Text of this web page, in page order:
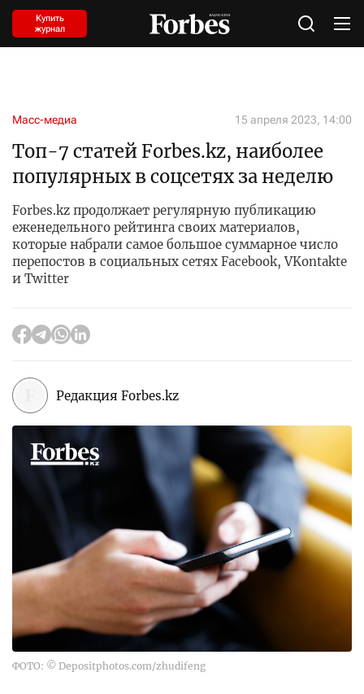
Купить
журнал
Масс-медиа 15 апреля 2023, 14:00
Топ-7 статей Forbes.kz, наиболее
популярных в соцсетях за неделю
Forbes.kz продолжает регулярную публикацию
еженедельного рейтинга своих материалов,
которые набрали самое большое суммарное число
перепостов в социальных сетях Facebook, VKontakte
и Twitter
Редакция Forbes.kz
ФОТО: © Depositphotos.com/zhudifeng